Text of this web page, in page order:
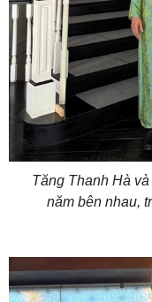
Tăng Thanh Hà
năm bên nhau,